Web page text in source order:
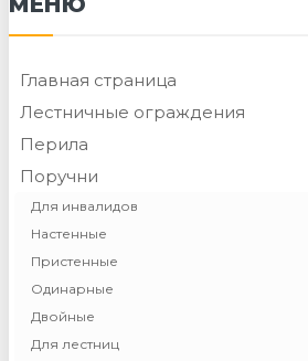
Главная страница
Лестничные ограждения
Перила
Поручни
Для инвалидов
Настенные
Пристенные
Одинарные
Двойные
Для лестниц